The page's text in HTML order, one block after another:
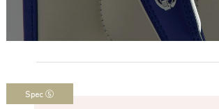
Spec ⑤